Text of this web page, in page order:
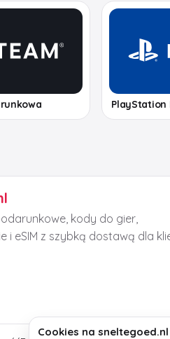
PlayStation
kody do gier,
i eSIM z szybką dostawą dla
Cookies na sneltegoed.nl